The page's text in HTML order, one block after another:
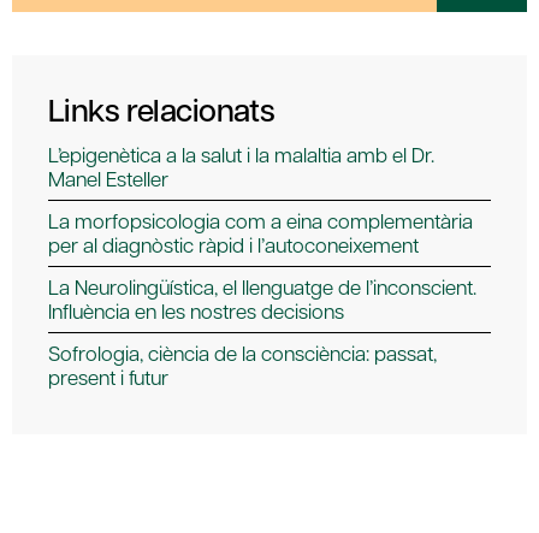
Links relacionats
L’epigenètica a la salut i la malaltia amb el Dr.
Manel Esteller
La morfopsicologia com a eina complementària
per al diagnòstic ràpid i l’autoconeixement
La Neurolingüística, el llenguatge de l’inconscient.
Influència en les nostres decisions
Sofrologia, ciència de la consciència: passat,
present i futur